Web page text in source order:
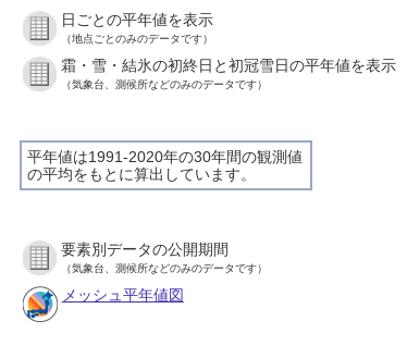
日ごとの平年値を表示
（地点ごとのみのデータです）
霜・雪・結氷の初終日と初冠雪日の平年値を表示
（気象台、測候所などのみのデータです）
平年値は1991-2020年の30年間の観測値
の平均をもとに算出しています。
要素別データの公開期間
（気象台、測候所などのみのデータです）
メッシュ平年値図